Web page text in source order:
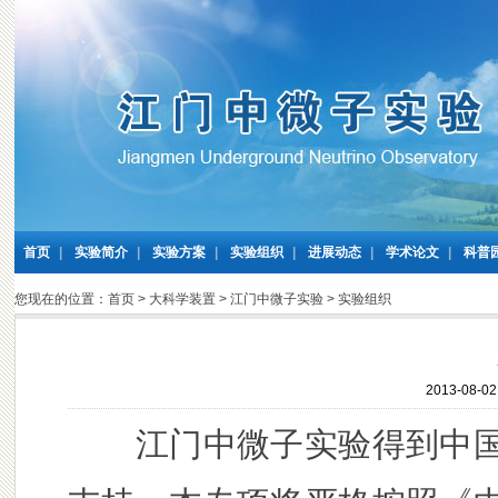
首页 实验简介 实验方案 实验组织 进展动态 学术论文 科普
您现在的位置： 首页> 大科学装置> 江门中微子实验> 实验组织
2013-08-
江门中微子实验得到中国